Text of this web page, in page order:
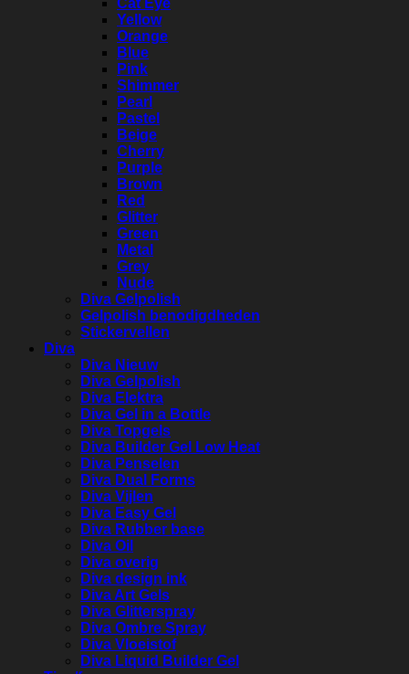
Cat Eye
Yellow
Orange
Blue
Pink
Shimmer
Pearl
Pastel
Beige
Cherry
Purple
Brown
Red
Glitter
Green
Metal
Grey
Nude
Diva Gelpolish
Gelpolish benodigdheden
Stickervellen
Diva
Diva Nieuw
Diva Gelpolish
Diva Elektra
Diva Gel in a Bottle
Diva Topgels
Diva Builder Gel Low Heat
Diva Penselen
Diva Dual Forms
Diva Vijlen
Diva Easy Gel
Diva Rubber base
Diva Oil
Diva overig
Diva design ink
Diva Art Gels
Diva Glitterspray
Diva Ombre Spray
Diva Vloeistof
Diva Liquid Builder Gel